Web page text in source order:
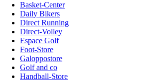
Basket-Center
Daily Bikers
Direct Running
Direct-Volley
Espace Golf
Foot-Store
Galoppostore
Golf and co
Handball-Store